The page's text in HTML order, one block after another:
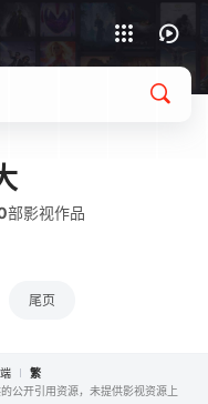
部影视作品
尾页
繁
公开引用资源，未提供影视资源上